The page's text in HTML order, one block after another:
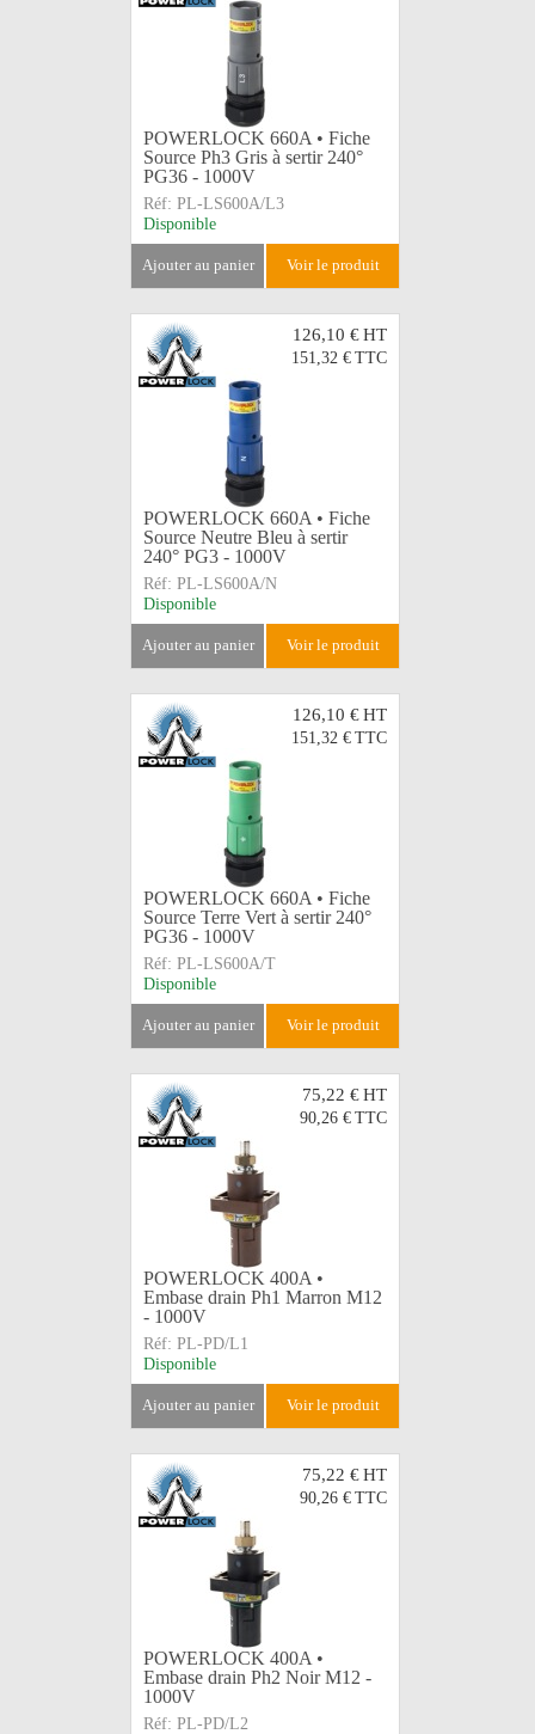
POWERLOCK 660A • Fiche
Source Ph3 Gris à sertir 240°
PG36 - 1000V
Réf: PL-LS600A/L3
Disponible
ajouter au panier voir le produit
126,10 €HT
151,32 € TTC
POWERLOCK 660A • Fiche
Source Neutre Bleu à sertir
240° PG3 - 1000V
Réf: PL-LS600A/N
Disponible
ajouter au panier voir le produit
126,10 €HT
151,32 € TTC
POWERLOCK 660A • Fiche
Source Terre Vert à sertir 240°
PG36 - 1000V
Réf: PL-LS600A/T
Disponible
ajouter au panier voir le produit
75,22 €HT
90,26 € TTC
POWERLOCK 400A •
Embase drain Ph1 Marron M12
- 1000V
Réf: PL-PD/L1
Disponible
ajouter au panier voir le produit
75,22 €HT
90,26 € TTC
POWERLOCK 400A •
Embase drain Ph2 Noir M12 -
1000V
Réf: PL-PD/L2